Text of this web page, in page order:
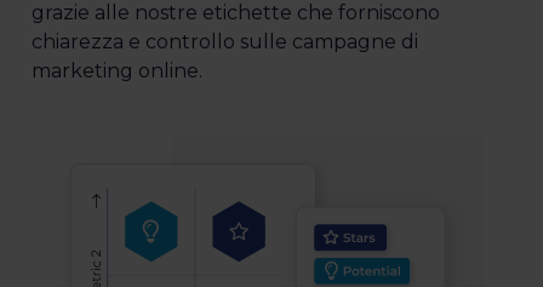
grazie alle nostre etichette che forniscono
chiarezza e controllo sulle campagne di
marketing online.